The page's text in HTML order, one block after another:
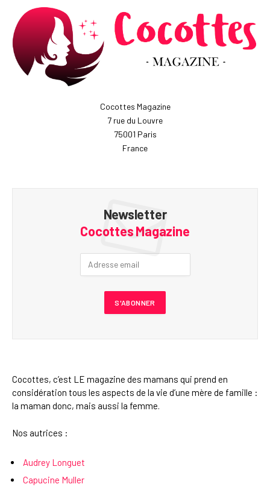
Cocottes Magazine
7 rue du Louvre
75001 Paris
France
Newsletter
Cocottes Magazine
Cocottes, c’est LE magazine des mamans qui prend en
considération tous les aspects de la vie d’une mère de famille :
la maman donc, mais aussi la femme.
Nos autrices :
Audrey Longuet
Capucine Muller